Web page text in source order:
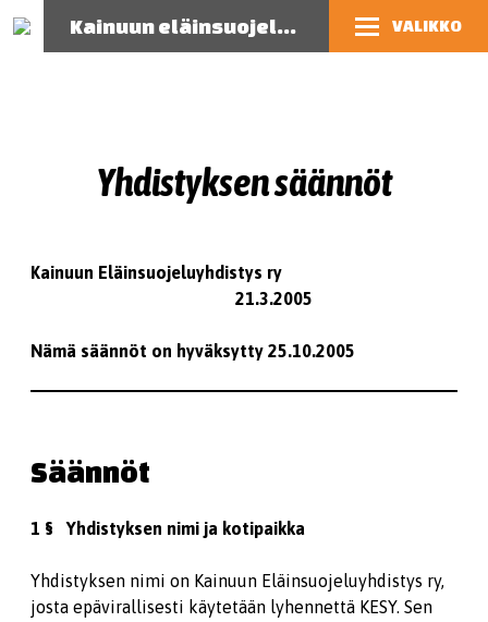
Kainuun eläinsuojeluyhdistys VALIKKO
Yhdistyksen säännöt
Kainuun Eläinsuojeluyhdistys ry
21.3.2005
Nämä säännöt on hyväksytty 25.10.2005
Säännöt
1 § Yhdistyksen nimi ja kotipaikka
Yhdistyksen nimi on Kainuun Eläinsuojeluyhdistys ry,
josta epävirallisesti käytetään lyhennettä KESY. Sen